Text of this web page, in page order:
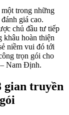
trong những
giá cao.
chủ đầu tư tiếp
khâu hoàn thiện
niềm vui đó tới
trọn gói cho
Nam Định.
gian truyền